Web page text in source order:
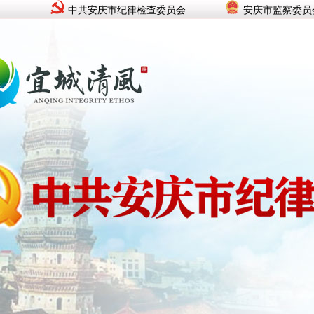
中共安庆市纪律检查委员会 安庆市监察委